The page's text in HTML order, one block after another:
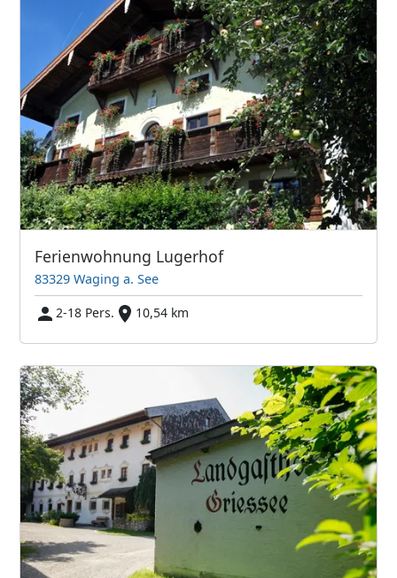
Ferienwohnung Lugerhof
83329 Waging a. See
2-18 Pers.
10,54 km